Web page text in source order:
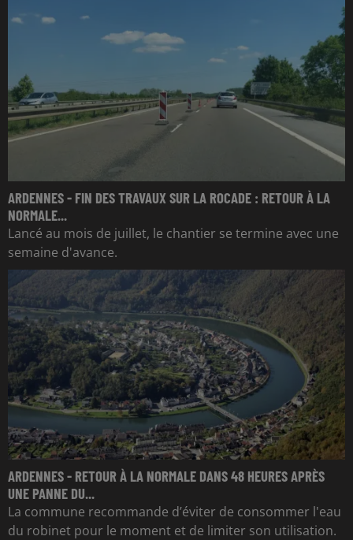
ARDENNES - FIN DES TRAVAUX SUR LA ROCADE : RETOUR À LA
NORMALE...
Lancé au mois de juillet, le chantier se termine avec une
semaine d'avance.
ARDENNES - RETOUR À LA NORMALE DANS 48 HEURES APRÈS
UNE PANNE DU...
La commune recommande d’éviter de consommer l'eau
du robinet pour le moment et de limiter son utilisation.